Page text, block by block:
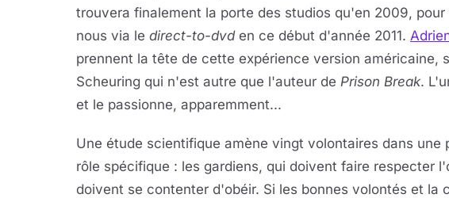
trouvera finalement la porte des studios qu'en 2009,
nous via le direct-to-dvden ce début d'année 2011.
prennent la tête de cette expérience version américaine,
Scheuring qui n'est autre que l'auteur de Prison Break.
et le passionne, apparemment...
Une étude scientifique amène vingt volontaires dans une
rôle spécifique : les gardiens, qui doivent faire respecter
doivent se contenter d'obéir. Si les bonnes volontés et la